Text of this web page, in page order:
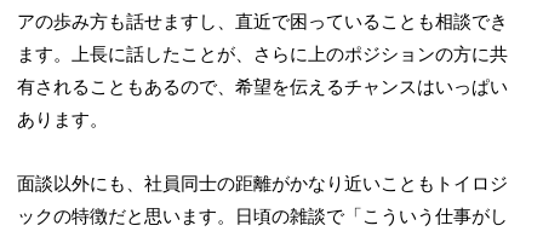
アの歩み方も話せますし、直近で困っていることも相談でき
ます。上長に話したことが、さらに上のポジションの方に共
有されることもあるので、希望を伝えるチャンスはいっぱい
あります。
面談以外にも、社員同士の距離がかなり近いこともトイロジ
ックの特徴だと思います。日頃の雑談で「こういう仕事がし